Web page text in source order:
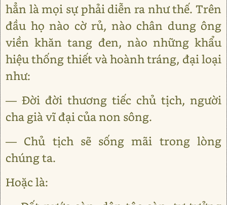
hẳn là mọi sự phải diễn ra như thế. Trên
đầu họ nào cờ rủ, nào chân dung ông
viền khăn tang đen, nào những khẩu
hiệu thống thiết và hoành tráng, đại loại
như:
― Đời đời thương tiếc chủ tịch, người
cha già vĩ đại của non sông.
― Chủ tịch sẽ sống mãi trong lòng
chúng ta.
Hoặc là: